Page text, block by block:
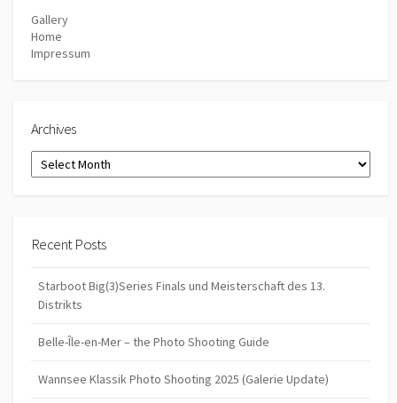
Gallery
Home
Impressum
Archives
Archives
Recent Posts
Starboot Big(3)Series Finals und Meisterschaft des 13.
Distrikts
Belle-Île-en-Mer – the Photo Shooting Guide
Wannsee Klassik Photo Shooting 2025 (Galerie Update)